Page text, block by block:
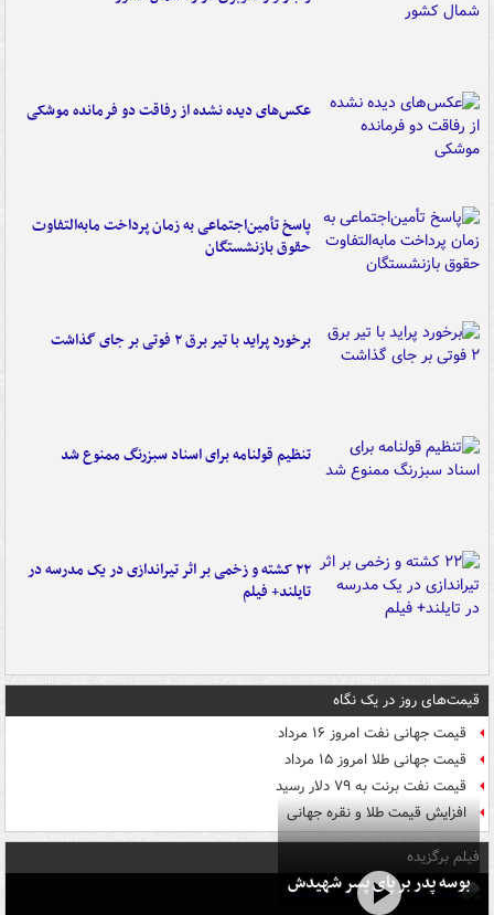
عکس‌های دیده نشده از رفاقت دو فرمانده‌ موشکی
پاسخ تأمین‌اجتماعی به زمان پرداخت مابه‌التفاوت
حقوق بازنشستگان
برخورد پراید با تیر برق ۲ فوتی بر جای گذاشت
تنظیم قولنامه برای اسناد سبزرنگ ممنوع شد
۲۲ کشته و زخمی بر اثر تیراندازی در یک مدرسه در
تایلند+ فیلم
قیمت‌های روز در یک نگاه
قیمت جهانی نفت امروز ۱۶ مرداد
قیمت جهانی طلا امروز ۱۵ مرداد
قیمت نفت برنت به ۷۹ دلار رسید
افزایش قیمت طلا و نقره جهانی
فیلم برگزیده
بوسه‌ پدر بر پای پسر شهیدش